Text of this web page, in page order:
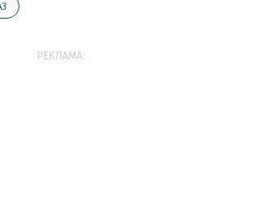
РЕКЛАМА: